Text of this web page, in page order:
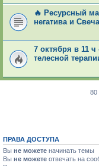
🔥 Ресурсный
негатива и
7 октября в 11
телесной
80
ПРАВА ДОСТУПА
Вы не можете начинать темы
Вы не можете отвечать на